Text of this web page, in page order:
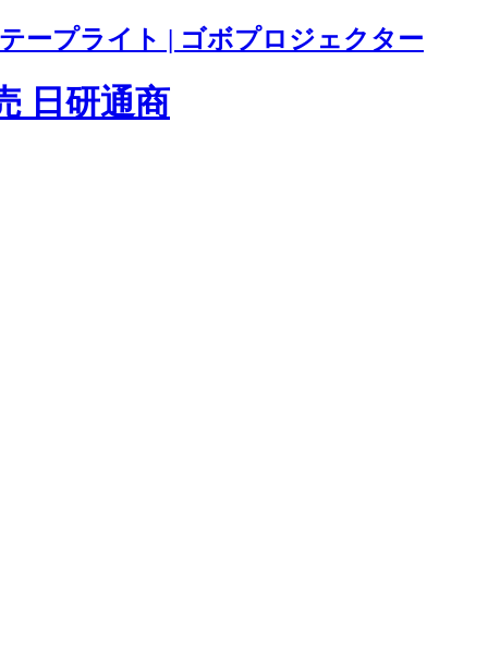
ープライト | ゴボプロジェクター